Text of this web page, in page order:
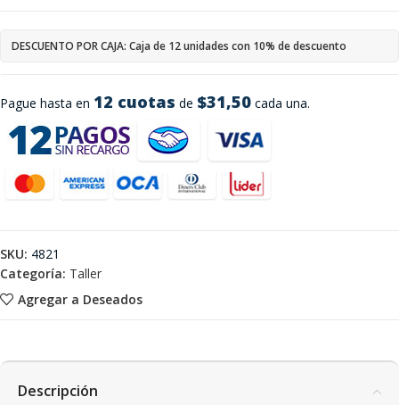
Pague hasta en 12 cuotas de $31,50 cada una.
DESCUENTO POR CAJA: Caja de 12 unidades con 10% de descuento
Agregar a Deseados
SKU: 4821
Categoría: Taller
Descripción